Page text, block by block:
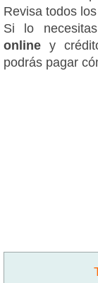
Revisa todos los
Si lo
online y
podrás pagar